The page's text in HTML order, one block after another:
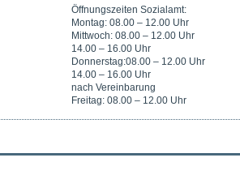
Öffnungszeiten Sozialamt:
Montag: 08.00 – 12.00 Uhr
Mittwoch: 08.00 – 12.00 Uhr
14.00 – 16.00 Uhr
Donnerstag:08.00 – 12.00 Uhr
14.00 – 16.00 Uhr
nach Vereinbarung
Freitag: 08.00 – 12.00 Uhr